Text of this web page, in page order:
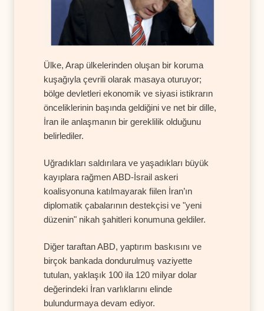
Ülke, Arap ülkelerinden oluşan bir koruma
kuşağıyla çevrili olarak masaya oturuyor;
bölge devletleri ekonomik ve siyasi istikrarın
önceliklerinin başında geldiğini ve net bir dille,
İran ile anlaşmanın bir gereklilik olduğunu
belirlediler.
Uğradıkları saldırılara ve yaşadıkları büyük
kayıplara rağmen ABD-İsrail askeri
koalisyonuna katılmayarak fiilen İran’ın
diplomatik çabalarının destekçisi ve "yeni
düzenin" nikah şahitleri konumuna geldiler.
Diğer taraftan ABD, yaptırım baskısını ve
birçok bankada dondurulmuş vaziyette
tutulan, yaklaşık 100 ila 120 milyar dolar
değerindeki İran varlıklarını elinde
bulundurmaya devam ediyor.